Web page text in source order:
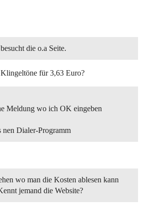
die o.a Seite.
Klingeltöne für 3,63 Euro?
Meldung wo ich OK eingeben
nen Dialer-Programm
wo man die Kosten ablesen kann
jemand die Website?